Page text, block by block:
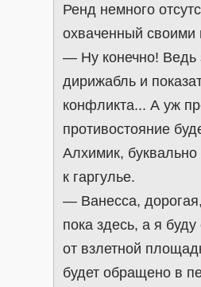
Ренд немного
охваченный своими
— Ну конечно! Ведь
дирижабль и
конфликта... А уж
противостояние
Алхимик,
к гаргулье.
— Ванесса,
пока здесь, а я
от взлетной
будет обращено в